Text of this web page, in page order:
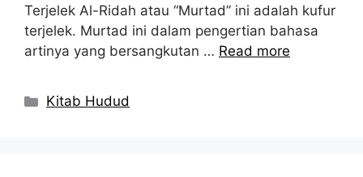
Terjelek Al-Ridah atau “Murtad” ini adalah kufur
terjelek. Murtad ini dalam pengertian bahasa
artinya yang bersangkutan … Read more
Kategori
Kitab Hudud